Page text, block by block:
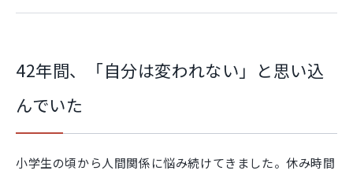
42年間、「自分は変われない」と思い込
んでいた
小学生の頃から人間関係に悩み続けてきました。休み時間